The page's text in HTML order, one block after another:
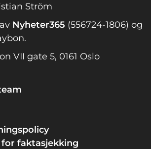
Ström
Nyheter365 (556724-1806) og
VII gate 5, 0161 Oslo
faktasjekking